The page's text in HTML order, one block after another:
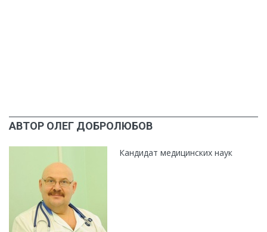
АВТОР ОЛЕГ ДОБРОЛЮБОВ
Кандидат медицинских наук